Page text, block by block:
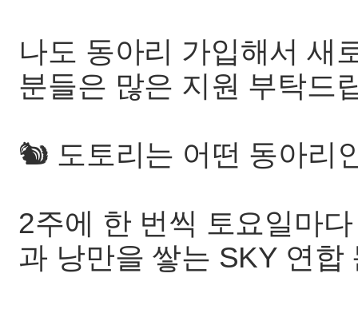
나도 동아리 가입해서 새
분들은 많은 지원 부탁드
🐿️ 도토리는 어떤 동아리
2주에 한 번씩 토요일마
과 낭만을 쌓는 SKY 연